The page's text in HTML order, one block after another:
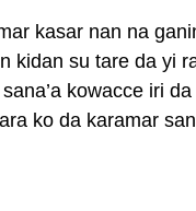
kasar nan na
kidan su tare da yi
kowacce iri
ko da karamar